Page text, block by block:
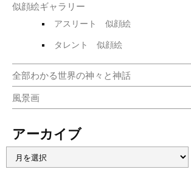
似顔絵ギャラリー
アスリート 似顔絵
タレント 似顔絵
全部わかる世界の神々と神話
風景画
アーカイブ